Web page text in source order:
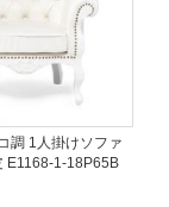
調 1人掛けソファ
E1168-1-18P65B